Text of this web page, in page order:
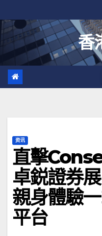
至
香
资讯
直擊
卓鋭證券
親身體驗
平台